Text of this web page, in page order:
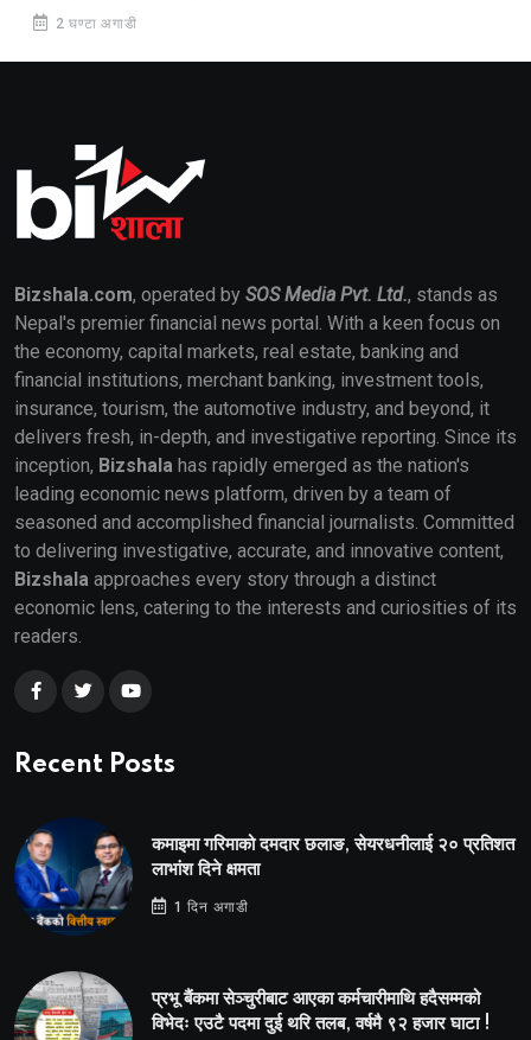
2 घण्टा अगाडी
Bizshala.com, operated by SOS Media Pvt. Ltd., stands as
Nepal's premier financial news portal. With a keen focus on
the economy, capital markets, real estate, banking and
financial institutions, merchant banking, investment tools,
insurance, tourism, the automotive industry, and beyond, it
delivers fresh, in-depth, and investigative reporting. Since its
inception, Bizshala has rapidly emerged as the nation's
leading economic news platform, driven by a team of
seasoned and accomplished financial journalists. Committed
to delivering investigative, accurate, and innovative content,
Bizshala approaches every story through a distinct
economic lens, catering to the interests and curiosities of its
readers.
Recent Posts
कमाइमा गरिमाको दमदार छलाङ, सेयरधनीलाई २० प्रतिशत
लाभांश दिने क्षमता
1 दिन अगाडी
प्रभू बैंकमा सेञ्चुरीबाट आएका कर्मचारीमाथि हदैसम्मको
विभेदः एउटै पदमा दुई थरि तलब, वर्षमै ९२ हजार घाटा !